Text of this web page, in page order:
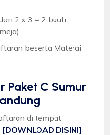
2 x 3 = 2 buah
beserta Materai
Paket C Sumur
di tempat
[DOWNLOAD DISINI]